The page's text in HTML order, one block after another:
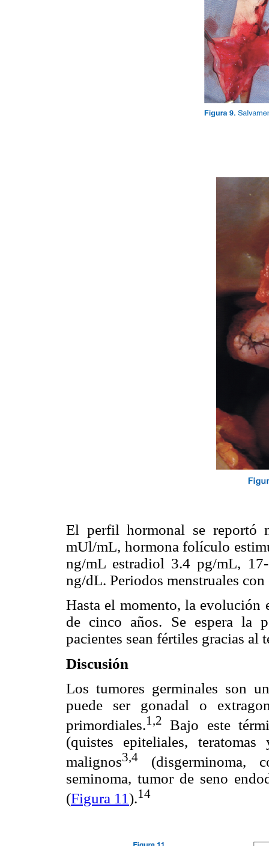
El perfil hormonal se reportó
mUl/mL, hormona folículo
ng/mL estradiol 3.4 pg/mL,
ng/dL. Periodos menstruales
Hasta el momento, la evolución
de cinco años. Se espera la
pacientes sean fértiles gracias
Discusión
Los tumores germinales son
puede ser gonadal o
primordiales.1,2
Bajo este
(quistes epiteliales,
malignos3,4
(disgerminoma,
seminoma, tumor de seno
(Figura 11).14